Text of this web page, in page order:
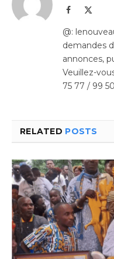
Facebook
@:
demandes
annonces,
Veuillez-
75 77 / 99
RELATED POSTS